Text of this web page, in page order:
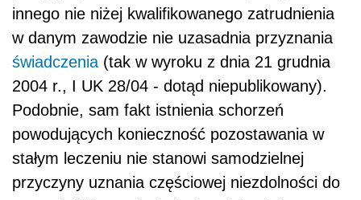
innego nie niżej kwalifikowanego zatrudnienia
w danym zawodzie nie uzasadnia przyznania
świadczenia(tak w wyroku z dnia 21 grudnia
2004 r., I UK 28/04 - dotąd niepublikowany).
Podobnie, sam fakt istnienia schorzeń
powodujących konieczność pozostawania w
stałym leczeniu nie stanowi samodzielnej
przyczyny uznania częściowej niezdolności do